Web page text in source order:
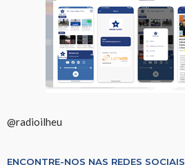
@radioilheu
ENCONTRE-NOS NAS REDES SOCIAIS